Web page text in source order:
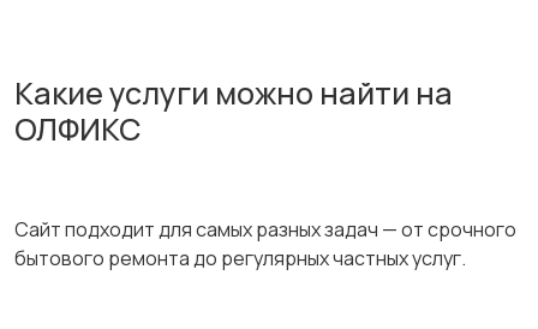
Какие услуги можно найти на
ОЛФИКС
Сайт подходит для самых разных задач — от срочного
бытового ремонта до регулярных частных услуг.